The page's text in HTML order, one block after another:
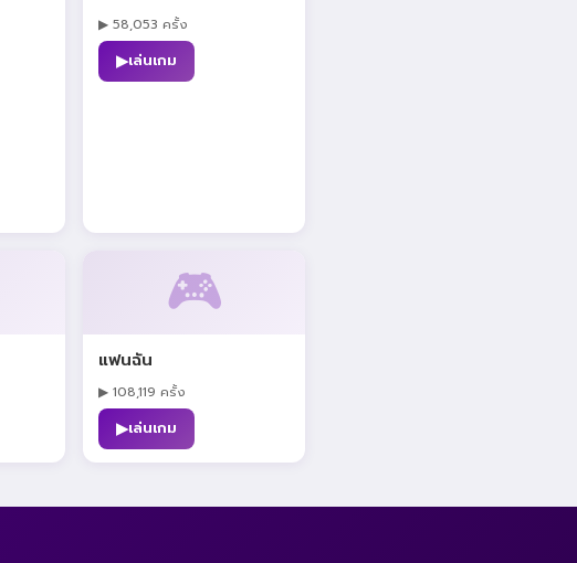
▶ 58,053 ครั้ง
▶เล่นเกม
🎮
แฟนฉัน
▶ 108,119 ครั้ง
▶เล่นเกม